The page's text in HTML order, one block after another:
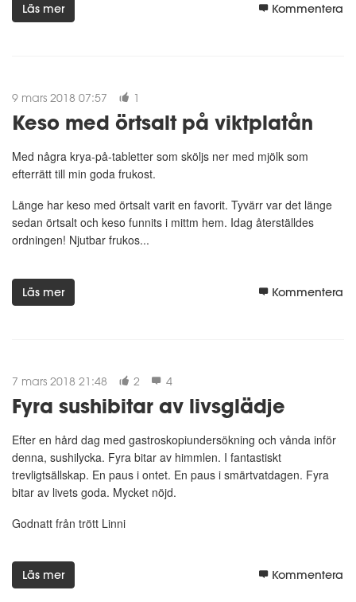
Läs mer Kommentera
9 mars 2018 07:57 1
Keso med örtsalt på viktplatån
Med några krya-på-tabletter som sköljs ner med mjölk som
efterrätt till min goda frukost.
Länge har keso med örtsalt varit en favorit. Tyvärr var det länge
sedan örtsalt och keso funnits i mittm hem. Idag återställdes
ordningen! Njutbar frukos...
Läs mer Kommentera
7 mars 2018 21:48 2 4
Fyra sushibitar av livsglädje
Efter en hård dag med gastroskopiundersökning och vånda inför
denna, sushilycka. Fyra bitar av himmlen. I fantastiskt
trevligtsällskap. En paus i ontet. En paus i smärtvatdagen. Fyra
bitar av livets goda. Mycket nöjd.
Godnatt från trött Linni
Läs mer Kommentera